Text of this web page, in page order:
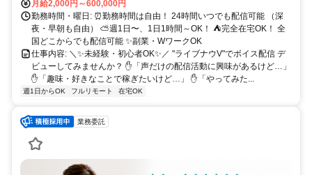
月給2,000円～600,000円
勤務時間・曜日: ⏰勤務時間は自由！ 24時間いつでも配信可能 （深
夜・早朝も自由） ⛅週1日〜、1日1時間～OK！ ⛺完全在宅OK！ 全
国どこからでも配信可能 ✨副業・WワークOK
仕事内容: ＼✨未経験・初心者OK✨／ "ライブナウV"でボイス配信 デ
ビューしてみませんか？ ✋「声だけの配信活動に興味があるけど…」
✋「趣味・好きなことで稼ぎたいけど…」 ✋「やってみた...
週1日からOK フルリモート 在宅OK
業務委託